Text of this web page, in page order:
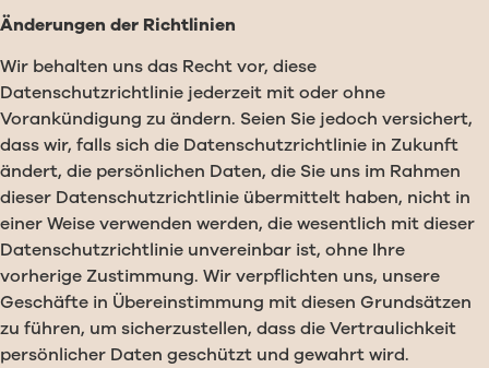
Änderungen der Richtlinien
Wir behalten uns das Recht vor, diese
Datenschutzrichtlinie jederzeit mit oder ohne
Vorankündigung zu ändern. Seien Sie jedoch versichert,
dass wir, falls sich die Datenschutzrichtlinie in Zukunft
ändert, die persönlichen Daten, die Sie uns im Rahmen
dieser Datenschutzrichtlinie übermittelt haben, nicht in
einer Weise verwenden werden, die wesentlich mit dieser
Datenschutzrichtlinie unvereinbar ist, ohne Ihre
vorherige Zustimmung. Wir verpflichten uns, unsere
Geschäfte in Übereinstimmung mit diesen Grundsätzen
zu führen, um sicherzustellen, dass die Vertraulichkeit
persönlicher Daten geschützt und gewahrt wird.